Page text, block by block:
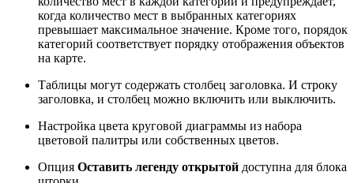
когда количество мест в выбранных категориях
превышает максимальное значение. Кроме того, порядок
категорий соответствует порядку отображения объектов
на карте.
Таблицы могут содержать столбец заголовка. И строку
заголовка, и столбец можно включить или выключить.
Настройка цвета круговой диаграммы из набора
цветовой палитры или собственных цветов.
Опция Оставить легенду открытой доступна для блока